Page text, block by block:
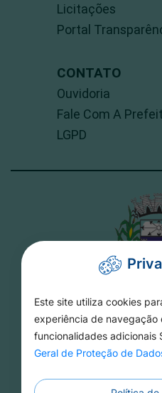
Licitações
Portal
CONTATO
Ouvidoria
Fale Com A
LGPD
PREFEITURA DE
Rua 15 De Novembro,
Este site utiliza cookies
experiência de navegação
funcionalidades adicionais
Geral de Proteção de